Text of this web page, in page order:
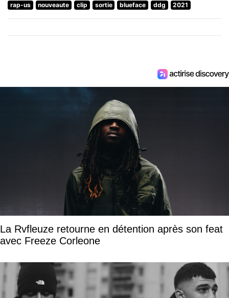
rap-us nouveaute clip sortie blueface ddg 2021
La Rvfleuze retourne en détention après son feat
avec Freeze Corleone